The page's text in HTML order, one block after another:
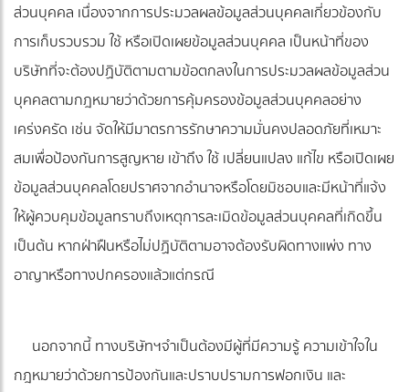
ส่วนบุคคล เนื่องจากการประมวลผลข้อมูลส่วนบุคคลเกี่ยวข้องกับ
การเก็บรวบรวม ใช้ หรือเปิดเผยข้อมูลส่วนบุคคล เป็นหน้าที่ของ
บริษัทที่จะต้องปฏิบัติตามตามข้อตกลงในการประมวลผลข้อมูลส่วน
บุคคลตามกฎหมายว่าด้วยการคุ้มครองข้อมูลส่วนบุคคลอย่าง
เคร่งครัด เช่น จัดให้มีมาตรการรักษาความมั่นคงปลอดภัยที่เหมาะ
สมเพื่อป้องกันการสูญหาย เข้าถึง ใช้ เปลี่ยนแปลง แก้ไข หรือเปิดเผย
ข้อมูลส่วนบุคคลโดยปราศจากอำนาจหรือโดยมิชอบและมีหน้าที่แจ้ง
ให้ผู้ควบคุมข้อมูลทราบถึงเหตุการละเมิดข้อมูลส่วนบุคคลที่เกิดขึ้น
เป็นต้น หากฝ่าฝืนหรือไม่ปฏิบัติตามอาจต้องรับผิดทางแพ่ง ทาง
อาญาหรือทางปกครองแล้วแต่กรณี
นอกจากนี้ ทางบริษัทฯจำเป็นต้องมีผู้ที่มีความรู้ ความเข้าใจใน
กฎหมายว่าด้วยการป้องกันและปราบปรามการฟอกเงิน และ